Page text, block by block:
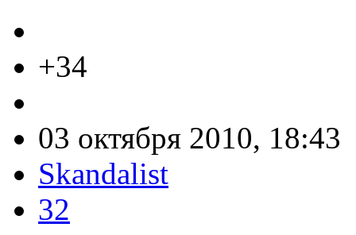
+34
03 октября 2010, 18:43
Skandalist
32